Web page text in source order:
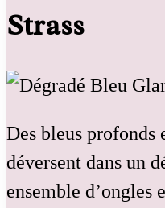
Strass
Des bleus profonds
déversent dans un
ensemble d’ongles